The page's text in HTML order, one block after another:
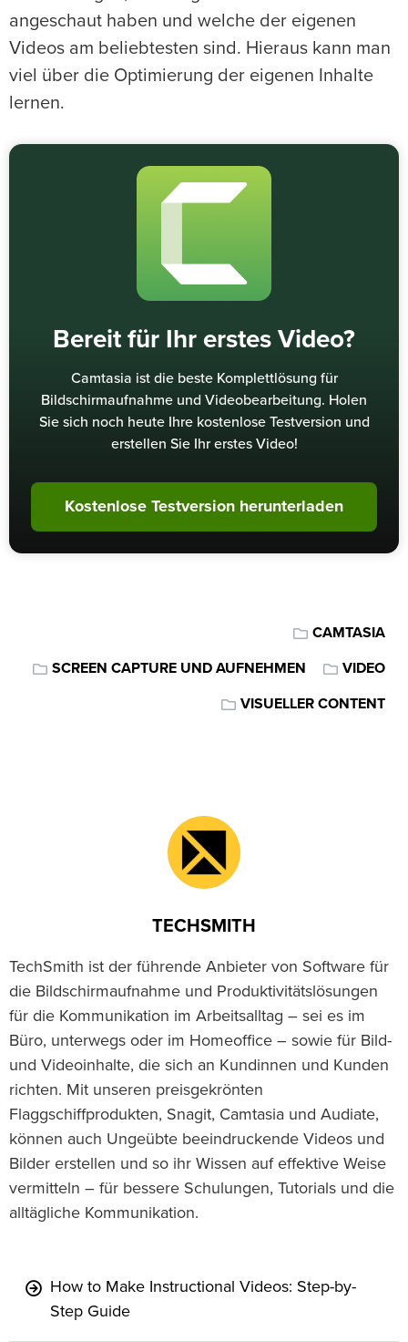
angeschaut haben und welche der eigenen
Videos am beliebtesten sind. Hieraus kann man
viel über die Optimierung der eigenen Inhalte
lernen.
Bereit für Ihr erstes Video?
Camtasia ist die beste Komplettlösung für
Bildschirmaufnahme und Videobearbeitung. Holen
Sie sich noch heute Ihre kostenlose Testversion und
erstellen Sie Ihr erstes Video!
Kostenlose Testversion herunterladen
CAMTASIA
SCREEN CAPTURE UND AUFNEHMEN VIDEO
VISUELLER CONTENT
TECHSMITH
TechSmith ist der führende Anbieter von Software für
die Bildschirmaufnahme und Produktivitätslösungen
für die Kommunikation im Arbeitsalltag – sei es im
Büro, unterwegs oder im Homeoffice – sowie für Bild-
und Videoinhalte, die sich an Kundinnen und Kunden
richten. Mit unseren preisgekrönten
Flaggschiffprodukten, Snagit, Camtasia und Audiate,
können auch Ungeübte beeindruckende Videos und
Bilder erstellen und so ihr Wissen auf effektive Weise
vermitteln – für bessere Schulungen, Tutorials und die
alltägliche Kommunikation.
How to Make Instructional Videos: Step-by-
Step Guide